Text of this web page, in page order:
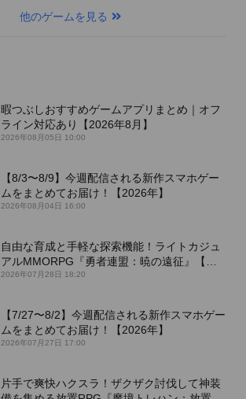
他のゲームを見る
暇つぶしおすすめゲームアプリまとめ｜オフ
ライン対応あり【2026年8月】
2026年08月05日 10:00
【8/3〜8/9】今週配信される新作スマホゲー
ムをまとめてお届け！【2026年】
2026年08月04日 16:00
自由な育成と手軽な探索機能！ライトカジュ
アルMMORPG『勇者連盟：暁の遠征』【最
新作PICKUP】
2026年07月28日 18:20
【7/27〜8/2】今週配信される新作スマホゲー
ムをまとめてお届け！【2026年】
2026年07月27日 17:00
片手で爽快ハクスラ！ザクザク討伐して神装